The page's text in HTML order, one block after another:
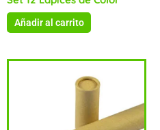
Añadir al carrito